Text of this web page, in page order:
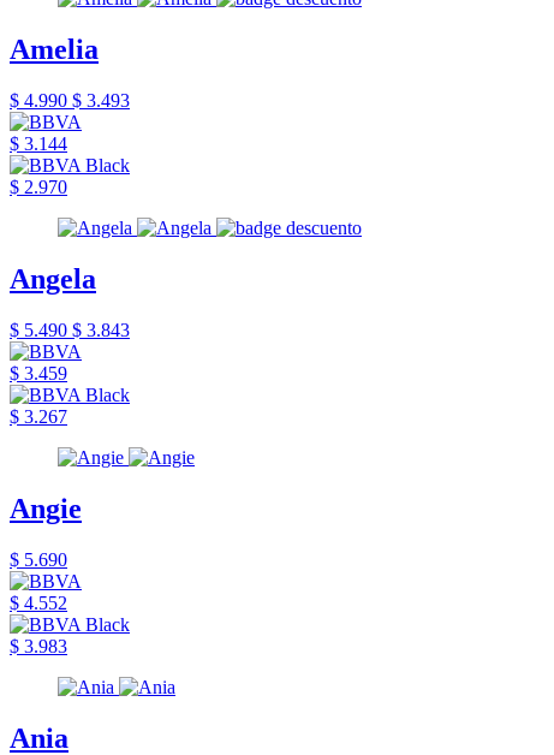
Amelia
$ 4.990 $ 3.493
$ 3.144
$ 2.970
Angela
$ 5.490 $ 3.843
$ 3.459
$ 3.267
Angie
$ 5.690
$ 4.552
$ 3.983
Ania